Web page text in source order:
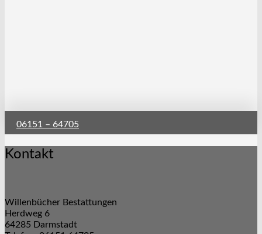
06151 – 64705
Kontakt
Willenbücher Bestattungen
Herdweg 6
64285 Darmstadt